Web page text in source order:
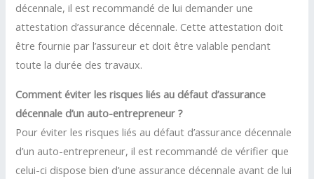
décennale, il est recommandé de lui demander une
attestation d’assurance décennale. Cette attestation doit
être fournie par l’assureur et doit être valable pendant
toute la durée des travaux.
Comment éviter les risques liés au défaut d’assurance
décennale d’un auto-entrepreneur ?
Pour éviter les risques liés au défaut d’assurance décennale
d’un auto-entrepreneur, il est recommandé de vérifier que
celui-ci dispose bien d’une assurance décennale avant de lui